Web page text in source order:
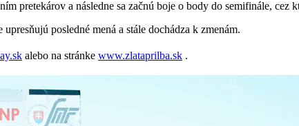
pretekárov a následne sa začnú boje o body do semifinále, cez
posledné mená a stále dochádza k zmenám.
alebo na stránke www.zlataprilba.sk .